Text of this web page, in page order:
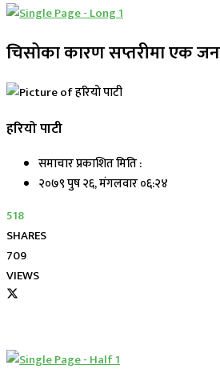
चिसोका कारण सप्तरीमा एक
हरियो पाटी
समाचार प्रकाशित मिति :
२०७९ पुष २६, मंगलवार ०६:२४
518
SHARES
709
VIEWS